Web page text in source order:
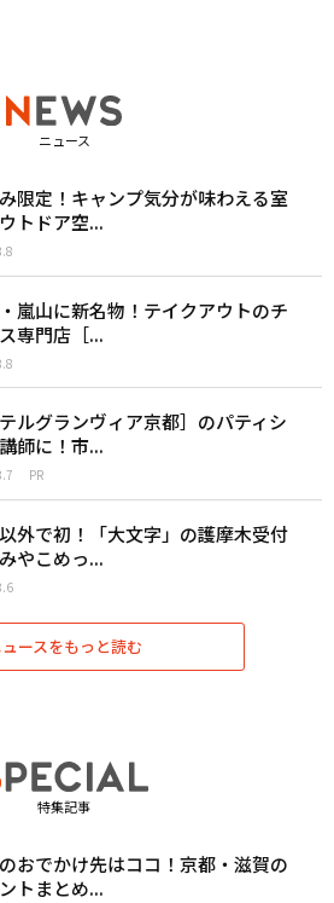
ニュース
限定！キャンプ気分が味わえる室
トドア空...
嵐山に新名物！テイクアウトのチ
専門店［...
テルグランヴィア京都］のパティシ
師に！市...
PR
外で初！「大文字」の護摩木受付
やこめっ...
ースをもっと読む
特集記事
おでかけ先はココ！京都・滋賀の
トまとめ...